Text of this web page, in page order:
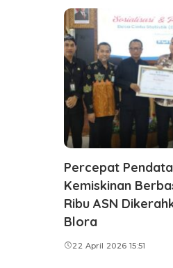
Percepat
Kemiskinan
Ribu ASN
Blora
22 April 2026 15:51